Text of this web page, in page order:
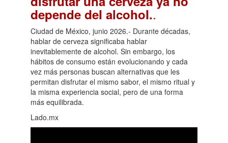
depende del alcohol..
Ciudad de México, junio 2026.- Durante décadas,
hablar de cerveza significaba hablar
inevitablemente de alcohol. Sin embargo, los
hábitos de consumo están evolucionando y cada
vez más personas buscan alternativas que les
permitan disfrutar el mismo sabor, el mismo ritual y
la misma experiencia social, pero de una forma
más equilibrada.
Lado.mx